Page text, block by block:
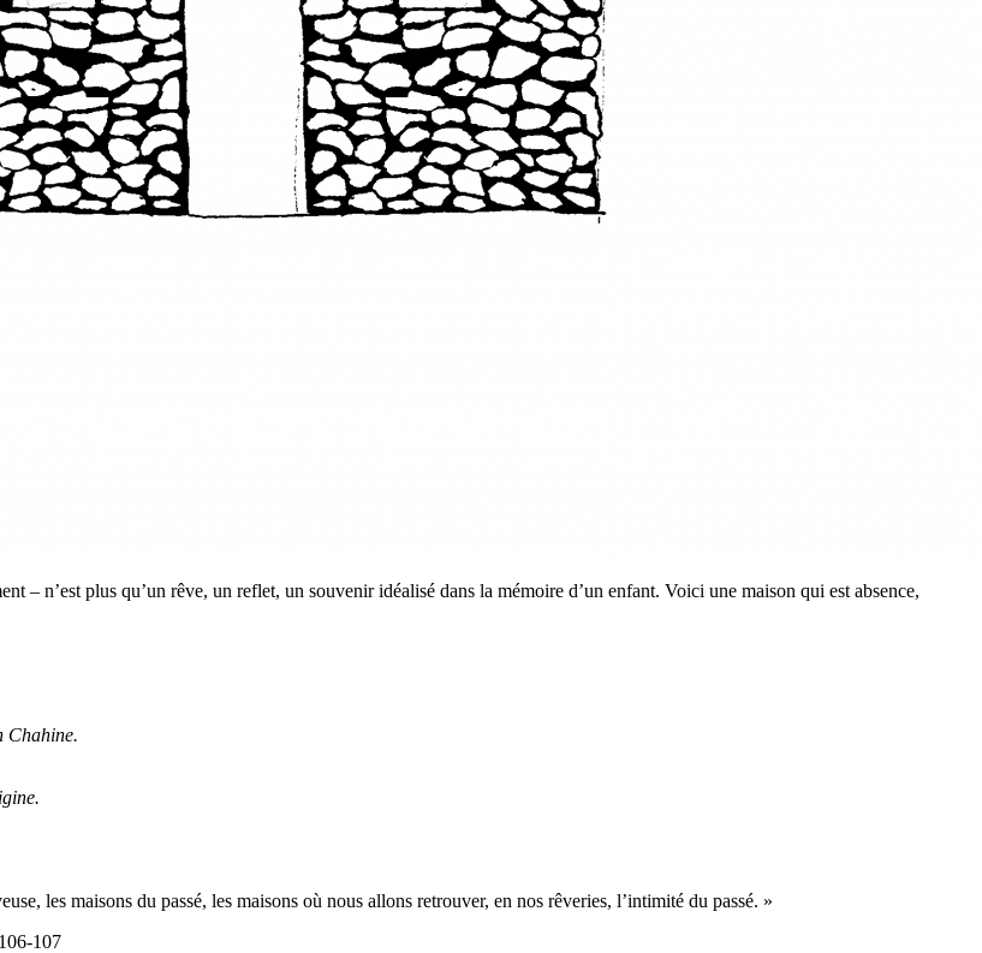
– n’est plus qu’un rêve, un reflet, un souvenir idéalisé dans la mémoire d’un enfant. Voici une maison qui est absence,
Chahine.
les maisons du passé, les maisons où nous allons retrouver, en nos rêveries, l’intimité du passé. »
107